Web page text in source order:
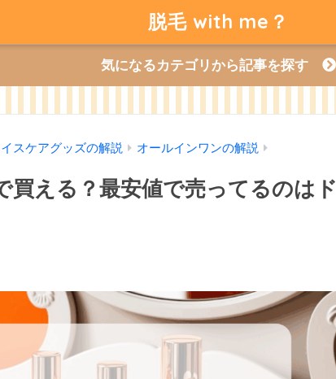
脱毛 with me？
気になるカテゴリから記事を探す
スケアグッズの解説 オールインワンの解説
買える？最安値で売ってるのはド